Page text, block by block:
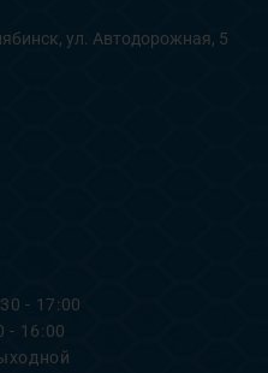
ул. Автодорожная, 5
- 17:00
- 16:00